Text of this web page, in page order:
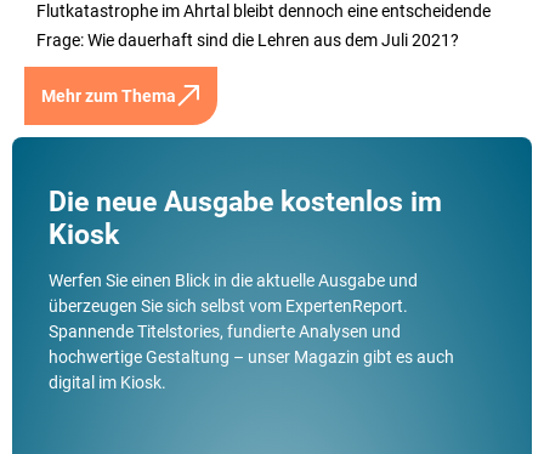
Flutkatastrophe im Ahrtal bleibt dennoch eine entscheidende
Frage: Wie dauerhaft sind die Lehren aus dem Juli 2021?
Mehr zum Thema
Die neue Ausgabe kostenlos im
Kiosk
Werfen Sie einen Blick in die aktuelle Ausgabe und
überzeugen Sie sich selbst vom ExpertenReport.
Spannende Titelstories, fundierte Analysen und
hochwertige Gestaltung – unser Magazin gibt es auch
digital im Kiosk.